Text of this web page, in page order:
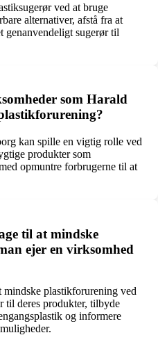
ved at bruge
alternativer, afstå fra at
genanvendeligt sugerør til
som Harald
kan spille en vigtig rolle ved
produkter som
opmuntre forbrugerne til at
til at mindske
ejer en virksomhed
plastikforurening ved
til deres produkter, tilbyde
og informere